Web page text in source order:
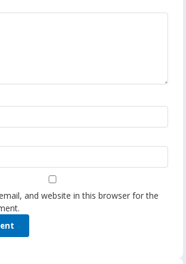
and website in this browser for the